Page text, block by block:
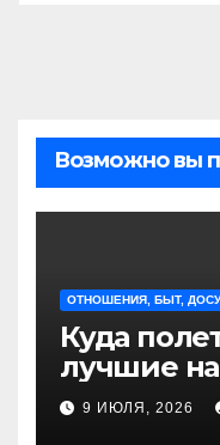
Возможно вы
ОТНОШЕНИЯ, БЫТ,
Куда
лучшие
отдыха из
9 ИЮЛЯ, 2026